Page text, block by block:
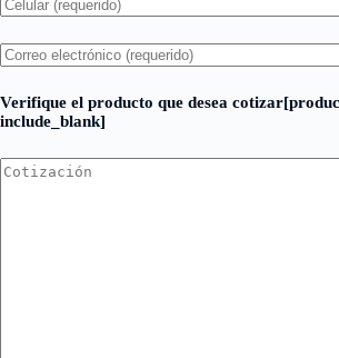
Verifique el producto que desea
include_blank]